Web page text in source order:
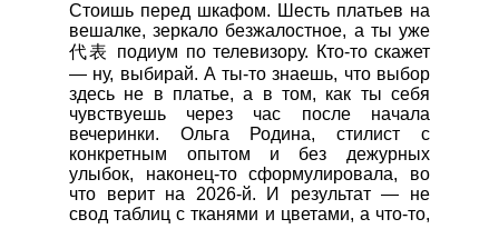
Стоишь перед шкафом. Шесть платьев на
вешалке, зеркало безжалостное, а ты уже
代表 подиум по телевизору. Кто-то скажет
— ну, выбирай. А ты-то знаешь, что выбор
здесь не в платье, а в том, как ты себя
чувствуешь через час после начала
вечеринки. Ольга Родина, стилист с
конкретным опытом и без дежурных
улыбок, наконец-то сформулировала, во
что верит на 2026-й. И результат — не
свод таблиц с тканями и цветами, а что-то,